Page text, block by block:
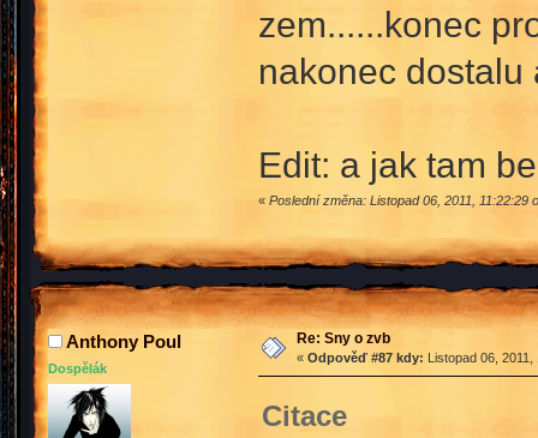
zem......konec
nakonec dostalu
Edit: a jak tam
« Poslední změna: Listopad 06, 2011, 11:22:29
Anthony Poul
Dospělák
Re: Sny o zvb
« Odpověď #87 kdy: Listopad 06, 2011,
Citace